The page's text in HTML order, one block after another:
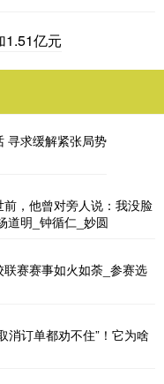
1.51亿元
寻求缓解紧张局势
，他曾对旁人说：我没脸
道明_钟循仁_妙圆
赛赛事如火如荼_参赛选
消订单都劝不住”！它为啥